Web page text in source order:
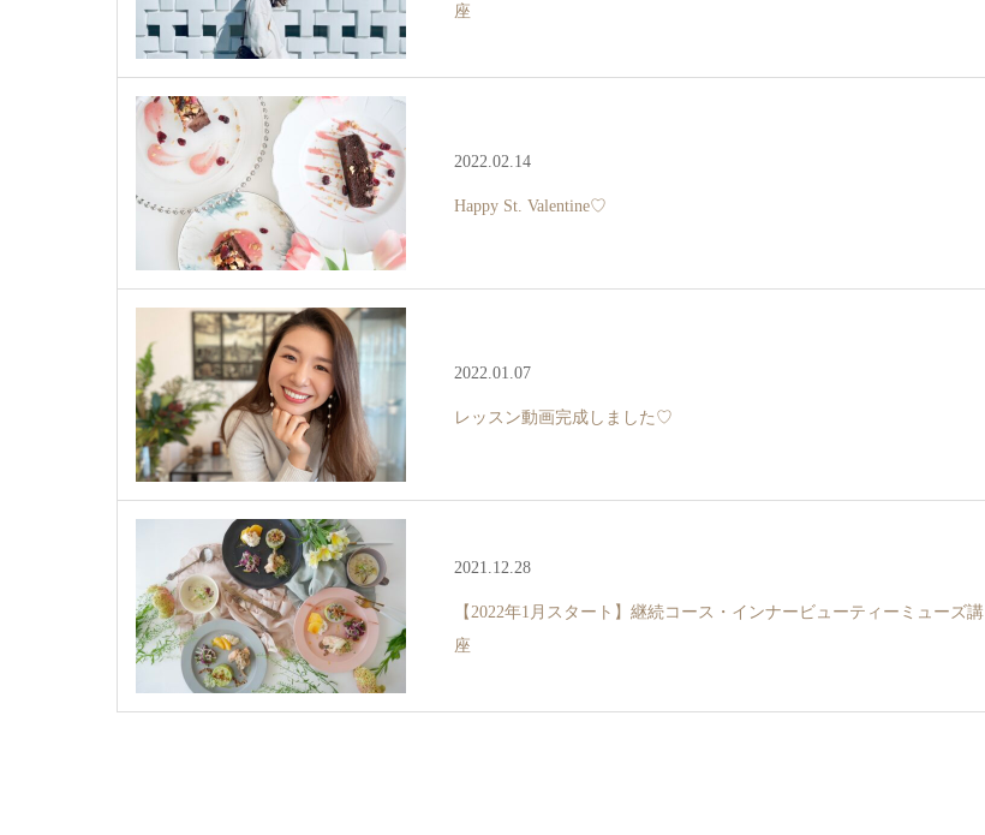
座
2022.02.14
Happy St. Valentine♡
2022.01.07
レッスン動画完成しました♡
2021.12.28
【2022年1月スタート】継続コース・インナービューティーミューズ講
座